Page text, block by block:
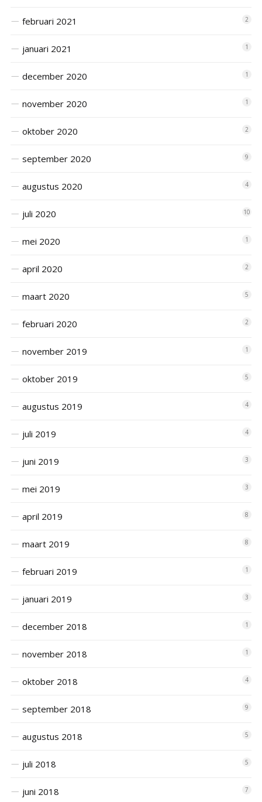
februari 2021 2
januari 2021 1
december 2020 1
november 2020 1
oktober 2020 2
september 2020 9
augustus 2020 4
juli 2020 10
mei 2020 1
april 2020 2
maart 2020 5
februari 2020 2
november 2019 1
oktober 2019 5
augustus 2019 4
juli 2019 4
juni 2019 3
mei 2019 3
april 2019 8
maart 2019 8
februari 2019 1
januari 2019 3
december 2018 1
november 2018 1
oktober 2018 4
september 2018 9
augustus 2018 5
juli 2018 5
juni 2018 7